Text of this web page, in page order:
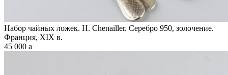
Набор чайных ложек. H. Chenailler. Серебро 950, золочение.
Франция, XIX в.
45 000 a